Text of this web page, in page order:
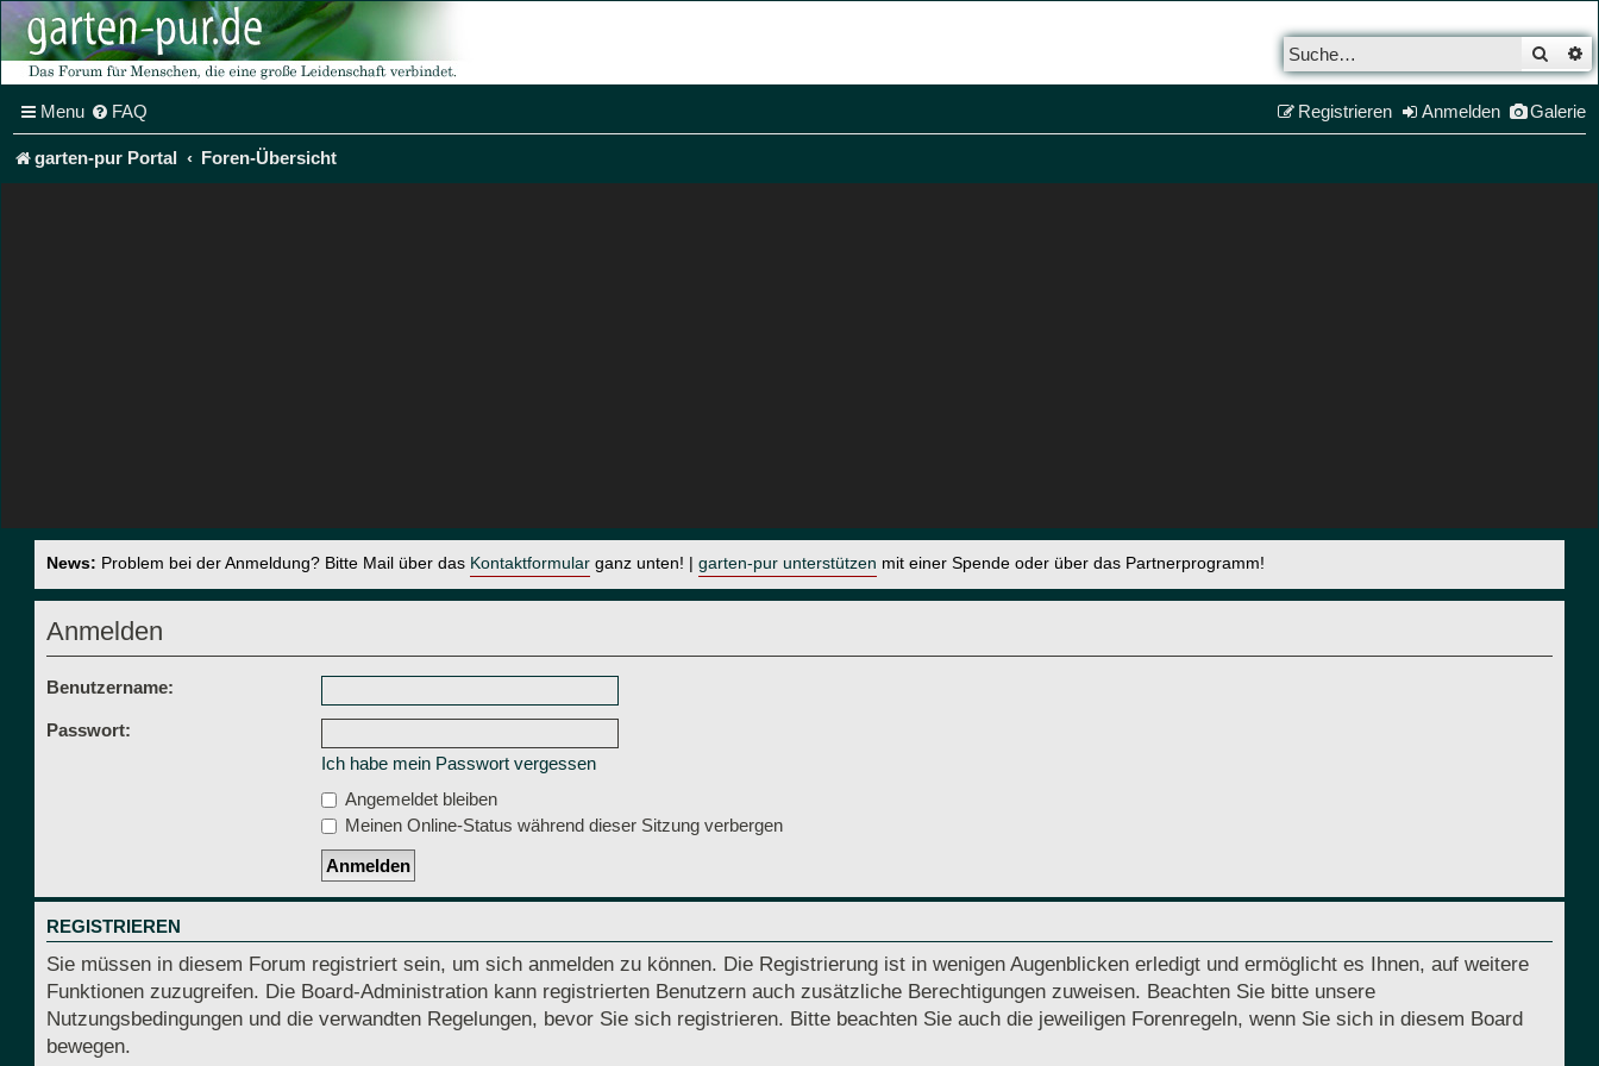
Menu FAQ Galerie
Anmelden
Registrieren
garten-pur Portal Foren-Übersicht
News: Problem bei der Anmeldung? Bitte Mail über das Kontaktformular ganz unten! | garten-pur unterstützen mit einer Spende oder über das Partnerprogramm!
Anmelden
Benutzername:
Passwort:
Ich habe mein Passwort vergessen
Angemeldet bleiben
Meinen Online-Status während dieser Sitzung verbergen
REGISTRIEREN
Sie müssen in diesem Forum registriert sein, um sich anmelden zu können. Die Registrierung ist in wenigen Augenblicken erledigt und ermöglicht es Ihnen, auf weitere
Funktionen zuzugreifen. Die Board-Administration kann registrierten Benutzern auch zusätzliche Berechtigungen zuweisen. Beachten Sie bitte unsere
Nutzungsbedingungen und die verwandten Regelungen, bevor Sie sich registrieren. Bitte beachten Sie auch die jeweiligen Forenregeln, wenn Sie sich in diesem Board
bewegen.